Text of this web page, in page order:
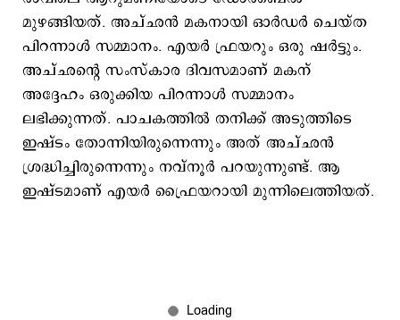
മുഴങ്ങിയത്. അച്ഛന്‍ മകനായി ഓര്‍ഡര്‍ ചെയ്ത
പിറന്നാള്‍ സമ്മാനം. എയർ ഫ്രയറും ഒരു ഷര്‍ട്ടും.
അച്ഛന്‍റെ സംസ്കാര ദിവസമാണ് മകന്
അദ്ദേഹം ഒരുക്കിയ പിറന്നാള്‍ സമ്മാനം
ലഭിക്കുന്നത്. പാചകത്തിൽ തനിക്ക് അടുത്തിടെ
ഇഷ്ടം തോന്നിയിരുന്നെന്നും അത് അച്ഛന്‍
ശ്രദ്ധിച്ചിരുന്നെന്നും നവ്‌നൂർ പറയുന്നുണ്ട്. ആ
ഇഷ്ടമാണ് എയര്‍ ഫ്രൈയറായി മുന്നിലെത്തിയത്.